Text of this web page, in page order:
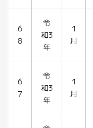
6
8
令
和3
年
1
月
6
7
令
和3
年
1
月